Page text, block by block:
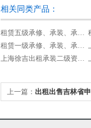
相关同类产品：
租赁五级承修、承装、承试类资质试验设备
租赁一级承修、承装、承试类资质试验设备
上海徐吉出租承装二级资质设备
上一篇： 出租出售吉林省